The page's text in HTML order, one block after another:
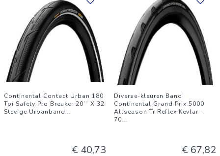
Continental Contact Urban 180
Tpi Safety Pro Breaker 20´´ X 32
Stevige Urbanband...
€ 40,73
Diverse-kleuren Band
Continental Grand Prix 5000
Allseason Tr Reflex Kevlar -
70...
€ 67,82